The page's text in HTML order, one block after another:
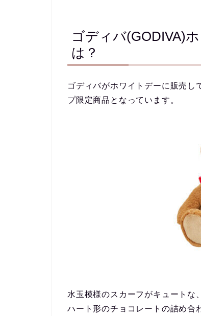
ゴディバ(GODIVA)
は？
ゴディバがホワイトデーに販売し
プ限定商品となっています。
水玉模様のスカーフがキュートな
ハート形のチョコレートの詰め合